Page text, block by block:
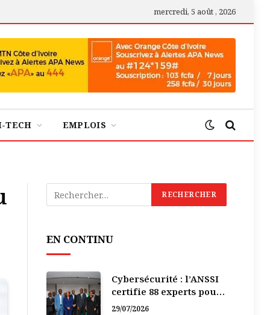
mercredi, 5 août , 2026
TECH EMPLOIS
EN CONTINU
Cybersécurité : l’ANSSI
certifie 88 experts pour
renforcer la défense
29/07/2026